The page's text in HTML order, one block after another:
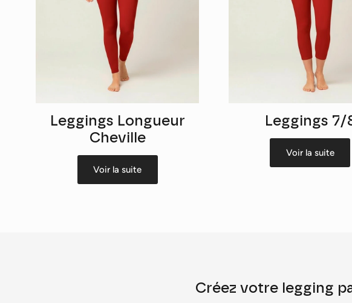
Leggings Longueur
Cheville
Voir la suite
Leggings 7/
Voir la suite
Créez votre legging